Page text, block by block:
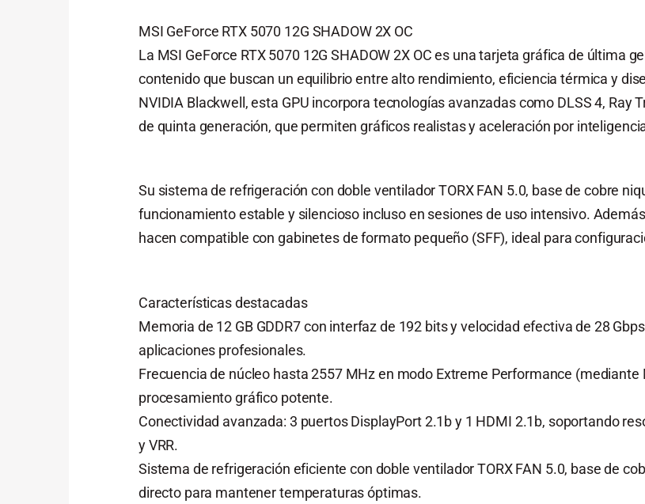
MSI GeForce RTX 5070 12G SHADOW 2X OC
La MSI GeForce RTX 5070 12G SHADOW 2X OC es una tarjeta gráfica de última
contenido que buscan un equilibrio entre alto rendimiento, eficiencia térmica y
NVIDIA Blackwell, esta GPU incorpora tecnologías avanzadas como DLSS 4, Ray
de quinta generación, que permiten gráficos realistas y aceleración por
Su sistema de refrigeración con doble ventilador TORX FAN 5.0, base de cobre
funcionamiento estable y silencioso incluso en sesiones de uso intensivo.
hacen compatible con gabinetes de formato pequeño (SFF), ideal para
Características destacadas
Memoria de 12 GB GDDR7 con interfaz de 192 bits y velocidad efectiva de 28
aplicaciones profesionales.
Frecuencia de núcleo hasta 2557 MHz en modo Extreme Performance (mediante
procesamiento gráfico potente.
Conectividad avanzada: 3 puertos DisplayPort 2.1b y 1 HDMI 2.1b, soportando
y VRR.
Sistema de refrigeración eficiente con doble ventilador TORX FAN 5.0, base de
directo para mantener temperaturas óptimas.